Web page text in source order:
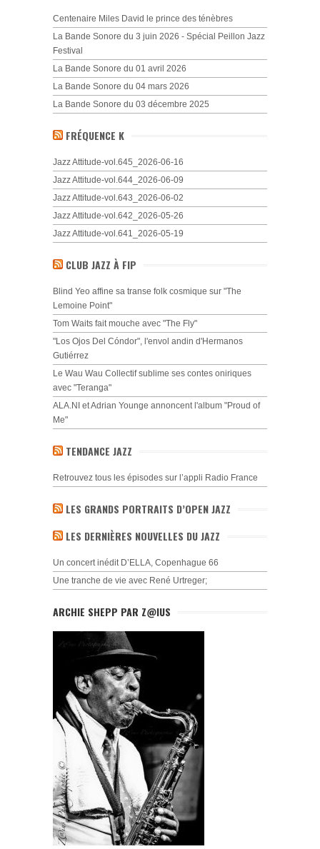
Centenaire Miles David le prince des ténèbres
La Bande Sonore du 3 juin 2026 - Spécial Peillon Jazz
Festival
La Bande Sonore du 01 avril 2026
La Bande Sonore du 04 mars 2026
La Bande Sonore du 03 décembre 2025
FRÉQUENCE K
Jazz Attitude-vol.645_2026-06-16
Jazz Attitude-vol.644_2026-06-09
Jazz Attitude-vol.643_2026-06-02
Jazz Attitude-vol.642_2026-05-26
Jazz Attitude-vol.641_2026-05-19
CLUB JAZZ À FIP
Blind Yeo affine sa transe folk cosmique sur "The
Lemoine Point"
Tom Waits fait mouche avec "The Fly"
"Los Ojos Del Cóndor", l'envol andin d'Hermanos
Gutiérrez
Le Wau Wau Collectif sublime ses contes oniriques
avec "Teranga"
ALA.NI et Adrian Younge annoncent l'album "Proud of
Me"
TENDANCE JAZZ
Retrouvez tous les épisodes sur l’appli Radio France
LES GRANDS PORTRAITS D’OPEN JAZZ
LES DERNIÈRES NOUVELLES DU JAZZ
Un concert inédit D’ELLA, Copenhague 66
Une tranche de vie avec René Urtreger;
ARCHIE SHEPP PAR Z@IUS